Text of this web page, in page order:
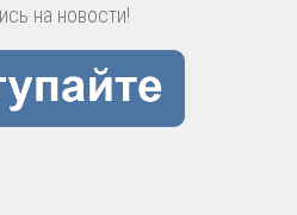
на новости!